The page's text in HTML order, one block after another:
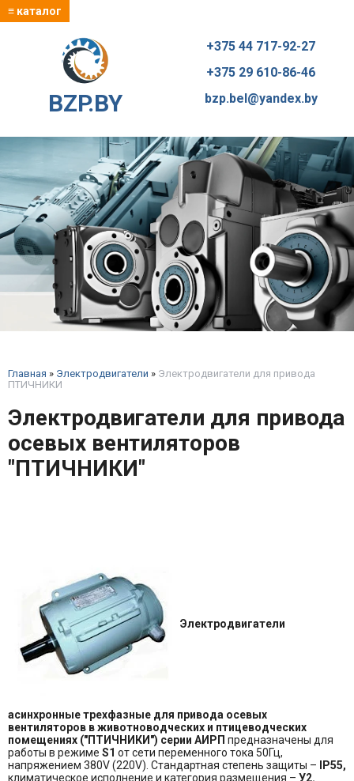
≡ каталог
BZP.BY
+375 44 717-92-27
+375 29 610-86-46
bzp.bel@yandex.by
Главная » Электродвигатели » Электродвигатели для привода
ПТИЧНИКИ
Электродвигатели для привода
осевых вентиляторов
"ПТИЧНИКИ"
Электродвигатели
асинхронные трехфазные для привода осевых
вентиляторов в животноводческих и птицеводческих
помещениях ("ПТИЧНИКИ") серии АИРП предназначены для
работы в режиме S1 от сети переменного тока 50Гц,
напряжением 380V (220V). Стандартная степень защиты –
IP55,
климатическое исполнение и категория размещения – У2.